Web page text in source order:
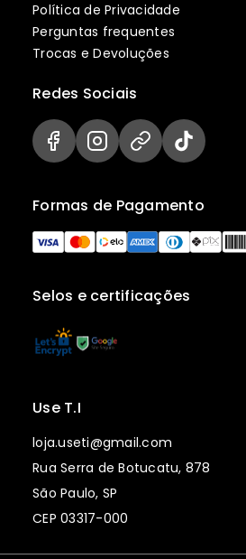
Política de Privacidade
Perguntas frequentes
Trocas e Devoluções
Selos e certificações
Formas de Pagamento
Redes Sociais
Use T.I
loja.useti@gmail.com
Rua Serra de Botucatu, 878
São Paulo, SP
CEP 03317-000